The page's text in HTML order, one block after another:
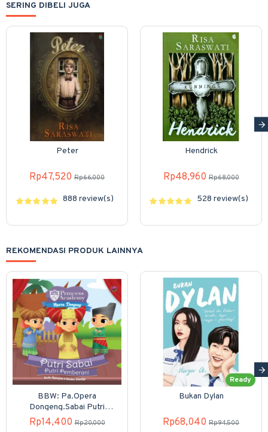
SERING DIBELI JUGA
Peter
Rp47,520 Rp66,000
888 review(s)
Hendrick
Rp48,960 Rp68,000
528 review(s)
REKOMENDASI PRODUK LAINNYA
BBW: Pa.Opera
Dongeng.Sabai Putri
Pemberani (Boardbook)
Rp14,400 Rp20,000
Ready
Bukan Dylan
Rp68,040 Rp94,500